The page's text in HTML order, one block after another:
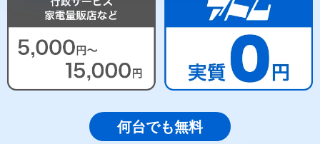
何台でも無料